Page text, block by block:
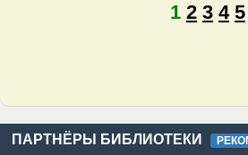
1 2 3 4 5
ПАРТНЁРЫ БИБЛИОТЕКИ